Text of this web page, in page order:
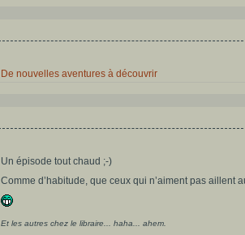
De nouvelles aventures à découvrir
Un épisode tout chaud ;-)
Comme d’habitude, que ceux qui n’aiment pas aillent
Et les autres chez le libraire... haha... ahem.